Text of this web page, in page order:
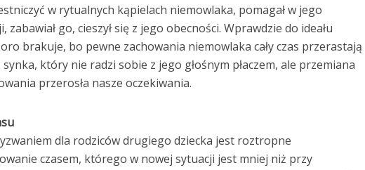
w rytualnych kąpielach niemowlaka, pomagał w jego
zabawiał go, cieszył się z jego obecności. Wprawdzie do ideału
brakuje, bo pewne zachowania niemowlaka cały czas przerastają
który nie radzi sobie z jego głośnym płaczem, ale przemiana
przerosła nasze oczekiwania.
dla rodziców drugiego dziecka jest roztropne
czasem, którego w nowej sytuacji jest mniej niż przy